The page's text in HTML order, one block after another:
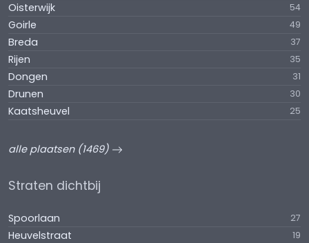
Oisterwijk 54
Goirle 49
Breda 37
Rijen 35
Dongen 31
Drunen 30
Kaatsheuvel 25
alle plaatsen (1469)
Straten dichtbij
Spoorlaan 27
Heuvelstraat 19